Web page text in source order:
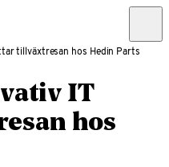
tillväxtresan hos Hedin Parts
IT
hos